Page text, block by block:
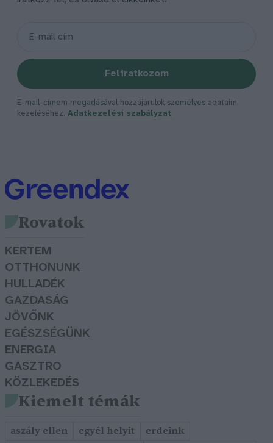
Feliratkozom
E-mail-címem megadásával hozzájárulok személyes adataim
kezeléséhez. Adatkezelési szabályzat
Rovatok
KERTEM
OTTHONUNK
HULLADÉK
GAZDASÁG
JÖVŐNK
EGÉSZSÉGÜNK
ENERGIA
GASZTRO
KÖZLEKEDÉS
Kiemelt témák
aszály ellen egyél helyit erdeink